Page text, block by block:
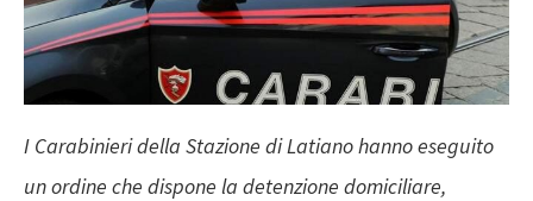
I Carabinieri della Stazione di Latiano hanno eseguito
un ordine che dispone la detenzione domiciliare,